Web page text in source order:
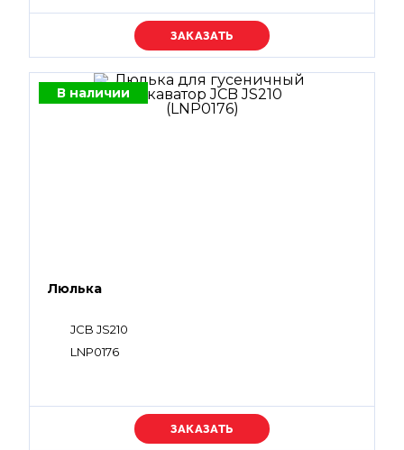
Уточняйте цену
В наличии
Люлька
JCB JS210
LNP0176
Уточняйте цену